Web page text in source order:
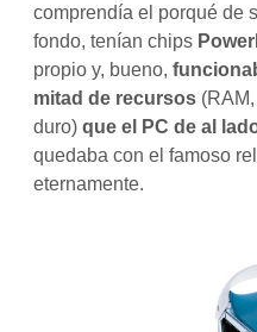
comprendía el porqué de
fondo, tenían chips
propio y, bueno,
mitad de recursos
duro)que el PC de al
quedaba con el famoso
eternamente.